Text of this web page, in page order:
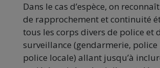
Dans le cas d’espèce, on
de rapprochement et continuité
tous les corps divers de police et
surveillance (gendarmerie, police
police locale) allant jusqu’à